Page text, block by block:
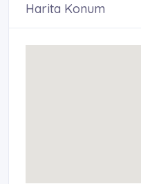
Harita Konum